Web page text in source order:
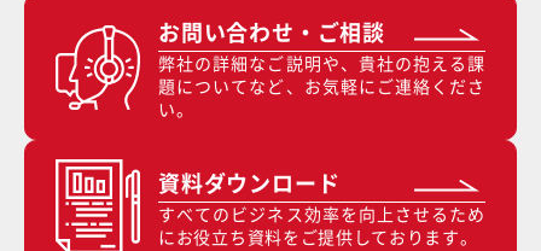
お問い合わせ・ご相談
弊社の詳細なご説明や、貴社の抱える課
題についてなど、お気軽にご連絡くださ
い。
資料ダウンロード
すべてのビジネス効率を向上させるため
にお役立ち資料をご提供しております。